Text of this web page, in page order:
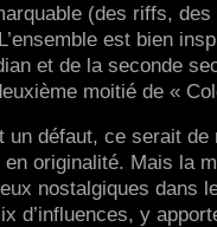
(des riffs,
est bien
et de la seconde
moitié de «
un défaut, ce serait
en originalité. Mais la
nostalgiques dans
d’influences, y